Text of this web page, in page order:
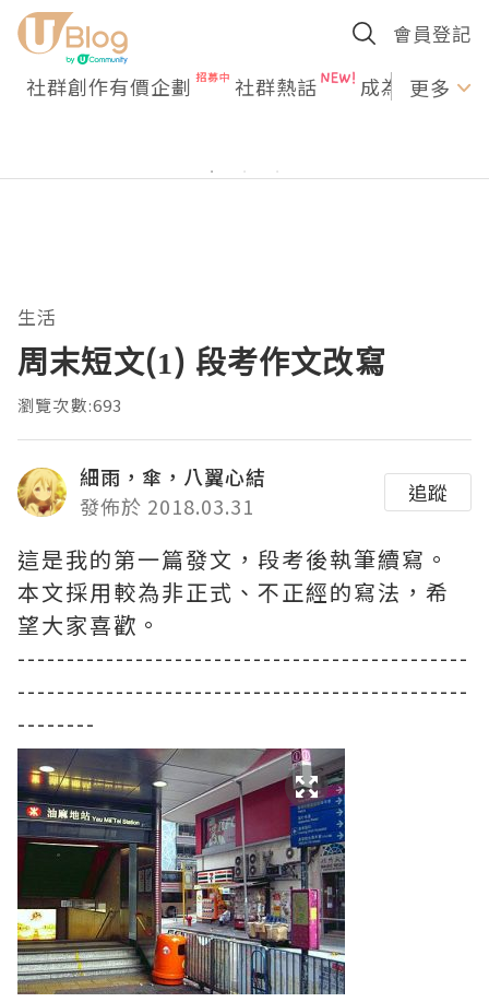
會員登記
社群創作有價企劃 社群熱話 成為U更多
生活
周末短文(1) 段考作文改寫
瀏覽次數:693
細雨，傘，八翼心結
發佈於 2018.03.31
追蹤
這是我的第一篇發文，段考後執筆續寫。
本文採用較為非正式、不正經的寫法，希
望大家喜歡。
----------------------------------------------
----------------------------------------------
--------